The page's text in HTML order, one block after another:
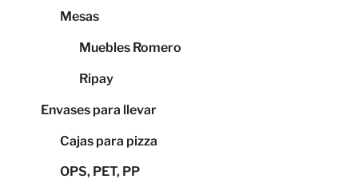
Mesas
Muebles Romero
Ripay
Envases para llevar
Cajas para pizza
OPS, PET, PP